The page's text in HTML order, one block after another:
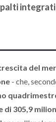
del
- che,
di 305,9